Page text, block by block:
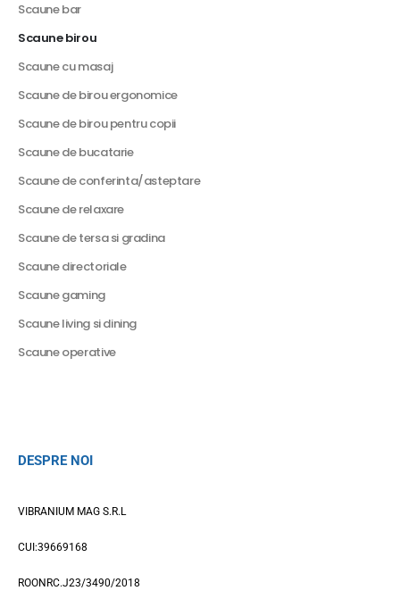
Scaune bar
Scaune birou
Scaune cu masaj
Scaune de birou ergonomice
Scaune de birou pentru copii
Scaune de bucatarie
Scaune de conferinta/asteptare
Scaune de relaxare
Scaune de tersa si gradina
Scaune directoriale
Scaune gaming
Scaune living si dining
Scaune operative
DESPRE NOI
VIBRANIUM MAG S.R.L
CUI:39669168
ROONRC.J23/3490/2018